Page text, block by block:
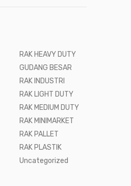
RAK HEAVY DUTY
GUDANG BESAR
RAK INDUSTRI
RAK LIGHT DUTY
RAK MEDIUM DUTY
RAK MINIMARKET
RAK PALLET
RAK PLASTIK
Uncategorized